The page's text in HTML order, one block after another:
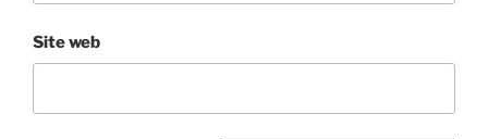
Site web